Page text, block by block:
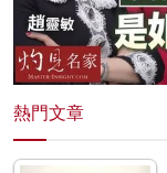
熱門文章